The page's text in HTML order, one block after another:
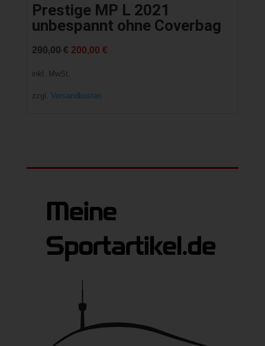
Prestige MP L 2021
unbespannt ohne Coverbag
290,00 € Ursprünglicher
200,00 €Aktueller
inkl. MwSt.
zzgl. Versandkosten